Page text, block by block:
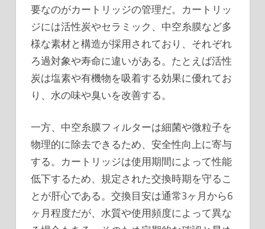
要なのがカートリッジの管理だ。カートリッ
ジには活性炭やセラミック、中空糸膜など多
様な素材と構造が採用されており、それぞれ
ろ過対象や寿命に違いがある。たとえば活性
炭は塩素や有機物を吸着する効果に優れてお
り、水の味や臭いを改善する。
一方、中空糸膜フィルターは細菌や微粒子を
物理的に除去できるため、安全性向上に寄与
する。カートリッジは使用期間によって性能
低下するため、規定された交換時期を守るこ
とが肝心である。交換目安は通常3ヶ月から6
ヶ月程度だが、水質や使用頻度によって異な